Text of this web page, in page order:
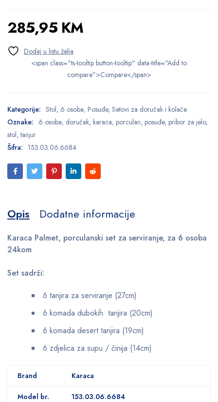
285,95 KM
<span class="ts-tooltip button-tooltip" data-title="Add to
compare">Compare</span>
Kategorije: Stol, 6 osoba, Posuđe, Setovi za doručak i kolače
Oznake: 6 osoba, doručak, karaca, porculan, posuđe, pribor za jelo,
stol,tanjur
Šifra: 153.03.06.6684
Opis Dodatne informacije
Karaca Palmet, porculanski set za serviranje, za 6 osoba
24kom
Set sadrži:
6 tanjira za serviranje (27cm)
6 komada dubokih tanjira (20cm)
6 komada desert tanjira (19cm)
6 zdjelica za supu / činija (14cm)
Brand Karaca
Model br. 153.03.06.6684